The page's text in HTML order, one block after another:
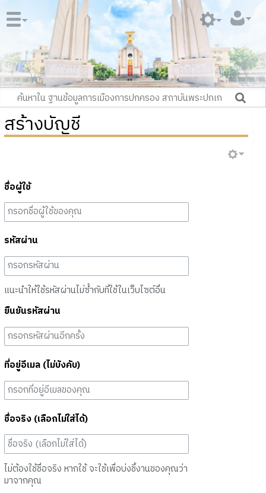
สร้างบัญชี
ชื่อผู้ใช้
รหัสผ่าน
แนะนำให้ใช้รหัสผ่านไม่ซ้ำกับที่ใช้ในเว็บไซต์อื่น
ยืนยันรหัสผ่าน
ที่อยู่อีเมล (ไม่บังคับ)
ชื่อจริง (เลือกไม่ใส่ได้)
ไม่ต้องใช้ชื่อจริง หากใช้ จะใช้เพื่อบ่งชี้งานของคุณว่า
มาจากคุณ